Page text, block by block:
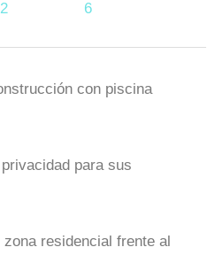
con piscina
para sus
residencial frente al